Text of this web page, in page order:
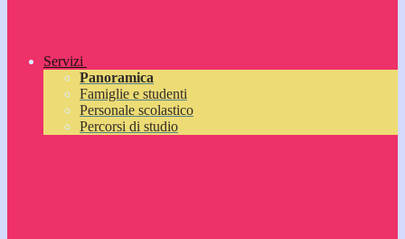
Servizi
Panoramica
Famiglie e studenti
Personale scolastico
Percorsi di studio